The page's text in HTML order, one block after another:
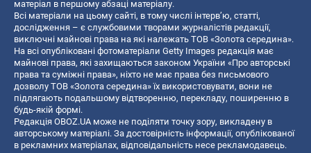
матеріал в першому абзаці матеріалу.
Всі матеріали на цьому сайті, в тому числі інтерв’ю, статті,
дослідження – є службовими творами журналістів редакції,
виключні майнові права на які належать ТОВ «Золота середина».
На всі опубліковані фотоматеріали Getty Images редакція має
майнові права, які захищаються законом України «Про авторські
права та суміжні права», ніхто не має права без письмового
дозволу ТОВ «Золота середина» їх використовувати, вони не
підлягають подальшому відтворенню, перекладу, поширенню в
будь-якій формі.
Редакція OBOZ.UA може не поділяти точку зору, викладену в
авторському матеріалі. За достовірність інформації, опублікованої
в рекламних матеріалах, відповідальність несе рекламодавець.